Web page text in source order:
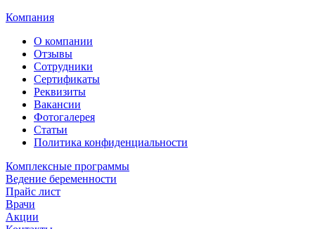
Компания
О компании
Отзывы
Сотрудники
Сертификаты
Реквизиты
Вакансии
Фотогалерея
Статьи
Политика конфиденциальности
Комплексные программы
Ведение беременности
Прайс лист
Врачи
Акции